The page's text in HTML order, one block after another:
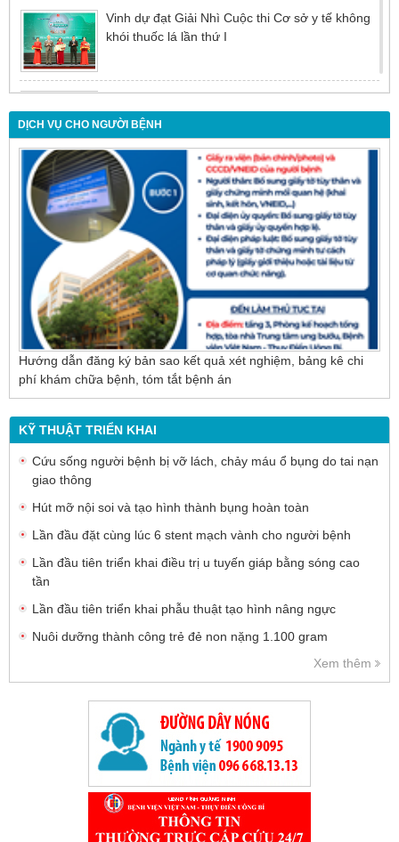
Vinh dự đạt Giải Nhì Cuộc thi Cơ sở y tế không
khói thuốc lá lần thứ I
chậm trễ
Nội soi mật tụy ngược dòng – Giải pháp tối ưu
cho người bệnh sỏi ống mật chủ
DỊCH VỤ CHO NGƯỜI BỆNH
Hướng dẫn đăng ký bản sao kết quả xét nghiệm, bảng kê chi
phí khám chữa bệnh, tóm tắt bệnh án
KỸ THUẬT TRIỂN KHAI
Cứu sống người bệnh bị vỡ lách, chảy máu ổ bụng do tai nạn
giao thông
Hút mỡ nội soi và tạo hình thành bụng hoàn toàn
Lần đầu đặt cùng lúc 6 stent mạch vành cho người bệnh
Lần đầu tiên triển khai điều trị u tuyến giáp bằng sóng cao
tần
Lần đầu tiên triển khai phẫu thuật tạo hình nâng ngực
Nuôi dưỡng thành công trẻ đẻ non nặng 1.100 gram
Xem thêm